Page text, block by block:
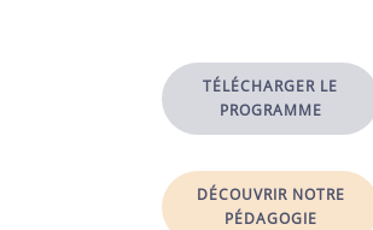
TÉLÉCHARGER LE
PROGRAMME
DÉCOUVRIR NOTRE
PÉDAGOGIE